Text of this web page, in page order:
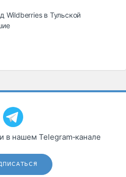
Wildberries в Тульской
в нашем Telegram‑канале